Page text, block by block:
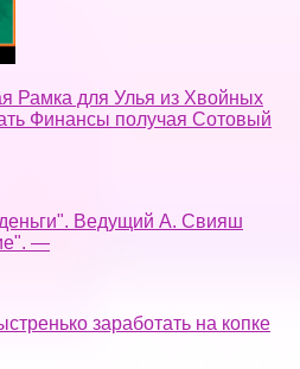
Рамка для Улья из Хвойных
Финансы получая Сотовый
Ведущий А. Свияш
—
заработать на копке